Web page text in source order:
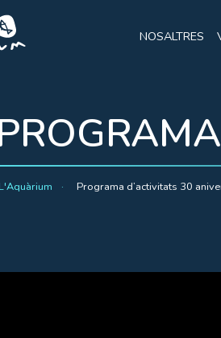
NOSALTRES
L'Aquàrium Programa d’activitats 30